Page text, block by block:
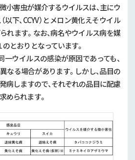
小害虫が媒介するウイルスは、主にウ
下、 CCYV）とメロン黄化えそウイル
れます。なお、病名やウイルス病を媒
とおりとなっています。
一ウイルスの感染が原因であっても、
なる場合があります。しかし、品目の
病しますので、それぞれの品目に配慮
められます。